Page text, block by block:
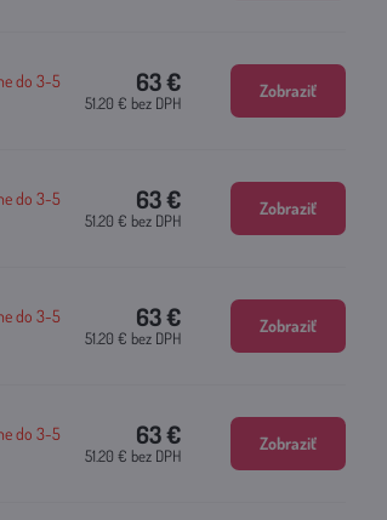
do 3-5
63 €
51.20 € bez DPH
Zobraziť
do 3-5
63 €
51.20 € bez DPH
Zobraziť
do 3-5
63 €
51.20 € bez DPH
Zobraziť
do 3-5
63 €
51.20 € bez DPH
Zobraziť